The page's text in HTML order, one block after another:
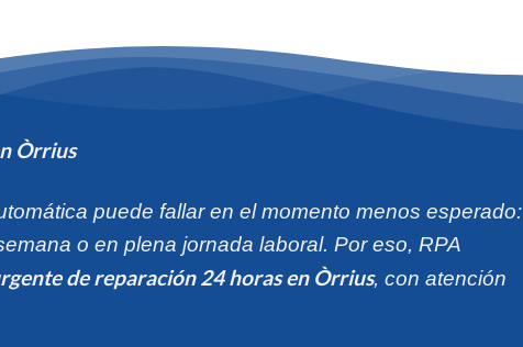
Òrrius
puede fallar en el momento menos esperado:
o en plena jornada laboral. Por eso, RPA
de reparación 24 horas en Òrrius, con atención